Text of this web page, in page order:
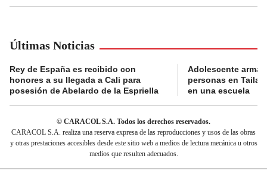
Últimas Noticias
Rey de España es recibido con
honores a su llegada a Cali para
posesión de Abelardo de la Espriella
Adolescente
personas en
en una escuela
© CARACOL S.A. Todos los derechos reservados.
CARACOL S.A. realiza una reserva expresa de las reproducciones y usos de las obras
y otras prestaciones accesibles desde este sitio web a medios de lectura mecánica u otros
medios que resulten adecuados.